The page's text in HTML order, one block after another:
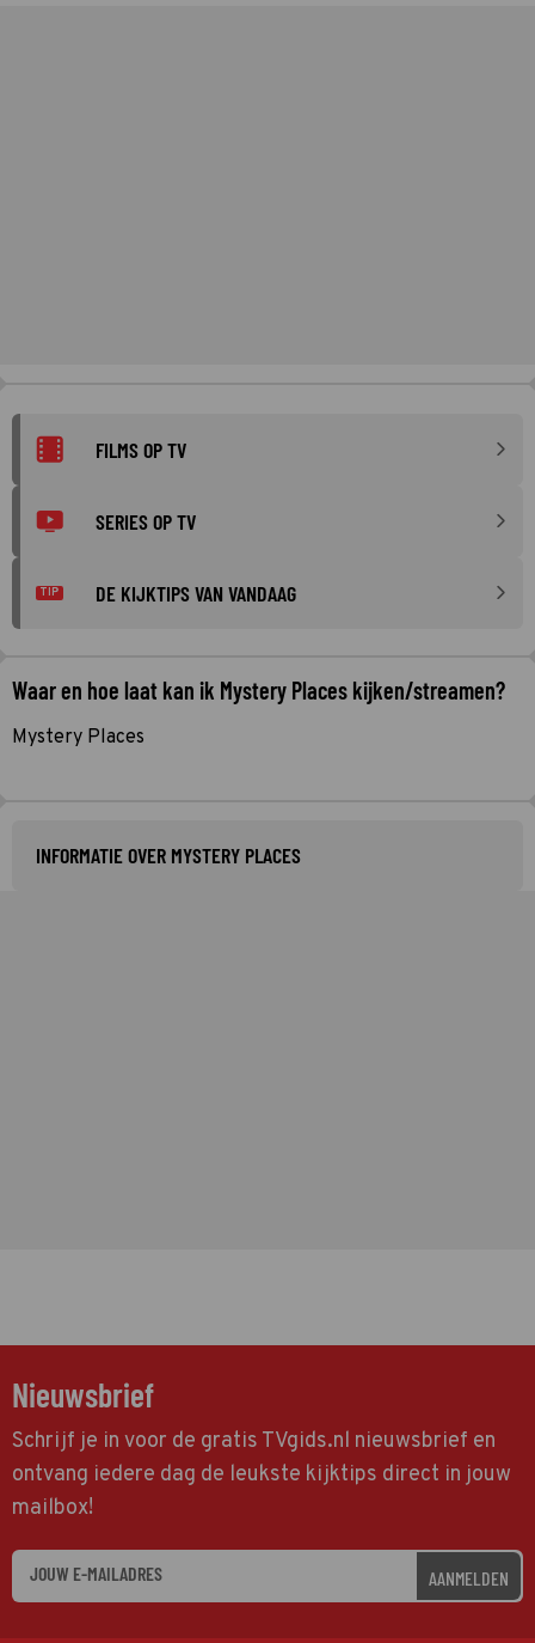
FILMS OP TV
SERIES OP TV
TIP DE KIJKTIPS VAN VANDAAG
Waar en hoe laat kan ik Mystery Places kijken/streamen?
Mystery Places
INFORMATIE OVER MYSTERY PLACES
Nieuwsbrief
Schrijf je in voor de gratis TVgids.nl nieuwsbrief en
ontvang iedere dag de leukste kijktips direct in jouw
mailbox!
AANMELDEN